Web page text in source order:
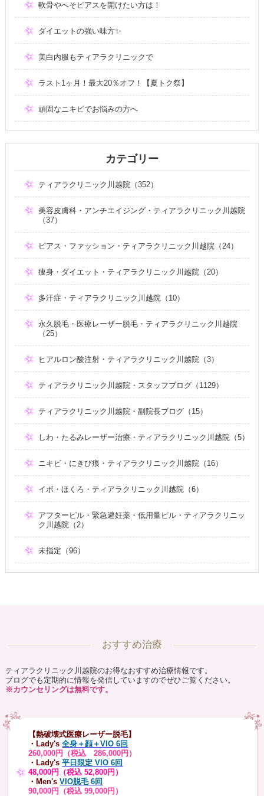
軟骨やへそピアスを開けたい方は！
ダイエットの強い味方✨
美白内服もティアラクリニックで
ラスト1ヶ月！最大20％オフ！【夏トク祭】
頑固なニキビでお悩みの方へ
カテゴリー
ティアラクリニック川越院（352）
美容皮膚科・アンチエイジング・ティアラクリニック川越院
（37）
ピアス・ファッション・ティアラクリニック川越院（24）
痩身・ダイエット・ティアラクリニック川越院（20）
多汗症・ティアラクリニック川越院（10）
永久脱毛・医療レーザー脱毛・ティアラクリニック川越院
（25）
ヒアルロン酸注射・ティアラクリニック川越院（3）
ティアラクリニック川越院・スタッフブログ（1129）
ティアラクリニック川越院・副院長ブログ（15）
しわ・たるみレーザー治療・ティアラクリニック川越院（5）
ニキビ・にきび痕・ティアラクリニック川越院（16）
イボ・ほくろ・ティアラクリニック川越院（6）
アフターピル・緊急避妊薬・低用量ピル・ティアラクリニッ
ク川越院（2）
未指定（96）
おすすめ治療
ティアラクリニック川越院のお得なおすすめ治療情報です。
ブログでも定期的に情報を発信していますのでぜひご覧ください。
※カウンセリングは無料です。
【熱破壊式医療レーザー脱毛】
・Lady's 全身＋顔＋VIO 6回
260,000円（税込 286,000円）
・Lady's平日限定 VIO 6回
48,000円（税込 52,800円）
・Men's VIO脱毛 6回
90,000円（税込 99,000円）